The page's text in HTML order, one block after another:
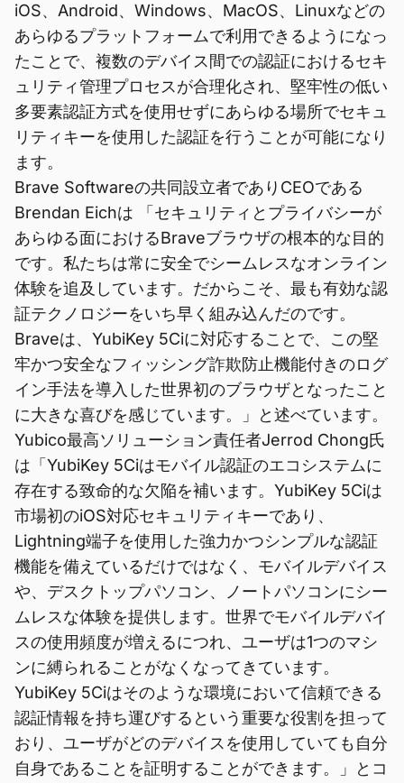
iOS、Android、Windows、MacOS、Linuxなどの
あらゆるプラットフォームで利用できるようになっ
たことで、複数のデバイス間での認証におけるセキ
ュリティ管理プロセスが合理化され、堅牢性の低い
多要素認証方式を使用せずにあらゆる場所でセキュ
リティキーを使用した認証を行うことが可能になり
ます。
Brave Softwareの共同設立者でありCEOである
Brendan Eichは 「セキュリティとプライバシーが
あらゆる面におけるBraveブラウザの根本的な目的
です。私たちは常に安全でシームレスなオンライン
体験を追及しています。だからこそ、最も有効な認
証テクノロジーをいち早く組み込んだのです。
Braveは、YubiKey 5Ciに対応することで、この堅
牢かつ安全なフィッシング詐欺防止機能付きのログ
イン手法を導入した世界初のブラウザとなったこと
に大きな喜びを感じています。」と述べています。
Yubico最高ソリューション責任者Jerrod Chong氏
は「YubiKey 5Ciはモバイル認証のエコシステムに
存在する致命的な欠陥を補います。YubiKey 5Ciは
市場初のiOS対応セキュリティキーであり、
Lightning端子を使用した強力かつシンプルな認証
機能を備えているだけではなく、モバイルデバイス
や、デスクトップパソコン、ノートパソコンにシー
ムレスな体験を提供します。世界でモバイルデバイ
スの使用頻度が増えるにつれ、ユーザは1つのマシ
ンに縛られることがなくなってきています。
YubiKey 5Ciはそのような環境において信頼できる
認証情報を持ち運びするという重要な役割を担って
おり、ユーザがどのデバイスを使用していても自分
自身であることを証明することができます。」とコ